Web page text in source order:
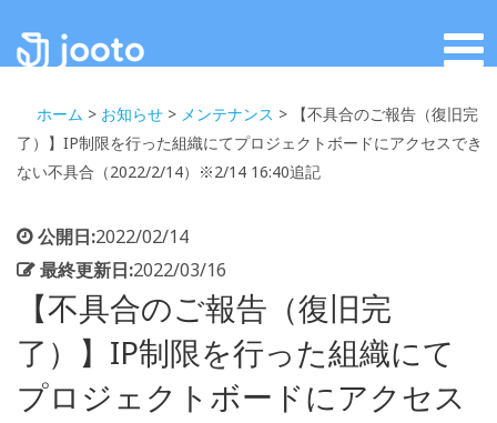
ホーム > お知らせ > メンテナンス >
【不具合のご報告（復旧完
了）】IP制限を行った組織にてプロジェクトボードにアクセスでき
ない不具合（2022/2/14）※2/14 16:40追記
公開日:2022/02/14
最終更新日:2022/03/16
【不具合のご報告（復旧完
了）】IP制限を行った組織にて
プロジェクトボードにアクセス